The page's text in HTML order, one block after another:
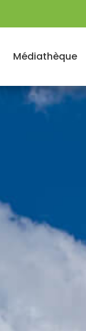
Médiathèque